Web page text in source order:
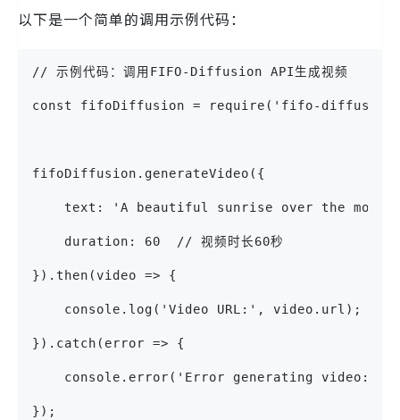
以下是一个简单的调用示例代码：
// 示例代码：调用FIFO-Diffusion API生成视频
const fifoDiffusion = require('fifo-
fifoDiffusion.generateVideo({
text: 'A beautiful sunrise over the
    duration: 60  // 视频时长60秒
}).then(video => {
    console.log('Video URL:', video.url);
}).catch(error => {
console.error('Error generating video:',
});